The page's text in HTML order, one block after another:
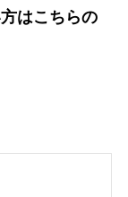
はこちらの